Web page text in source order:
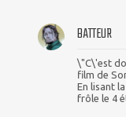
BATTEUR
\"C\'est
film de
En lisant
frôle le 4